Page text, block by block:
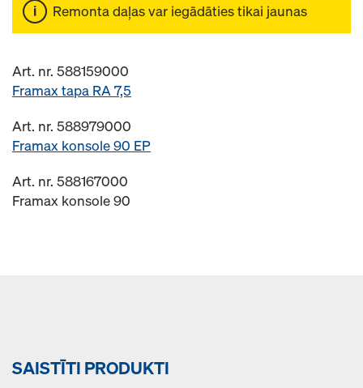
Remonta daļas var iegādāties tikai jaunas
Art. nr. 588159000
Framax tapa RA 7,5
Art. nr. 588979000
Framax konsole 90 EP
Art. nr. 588167000
Framax konsole 90
SAISTĪTI PRODUKTI